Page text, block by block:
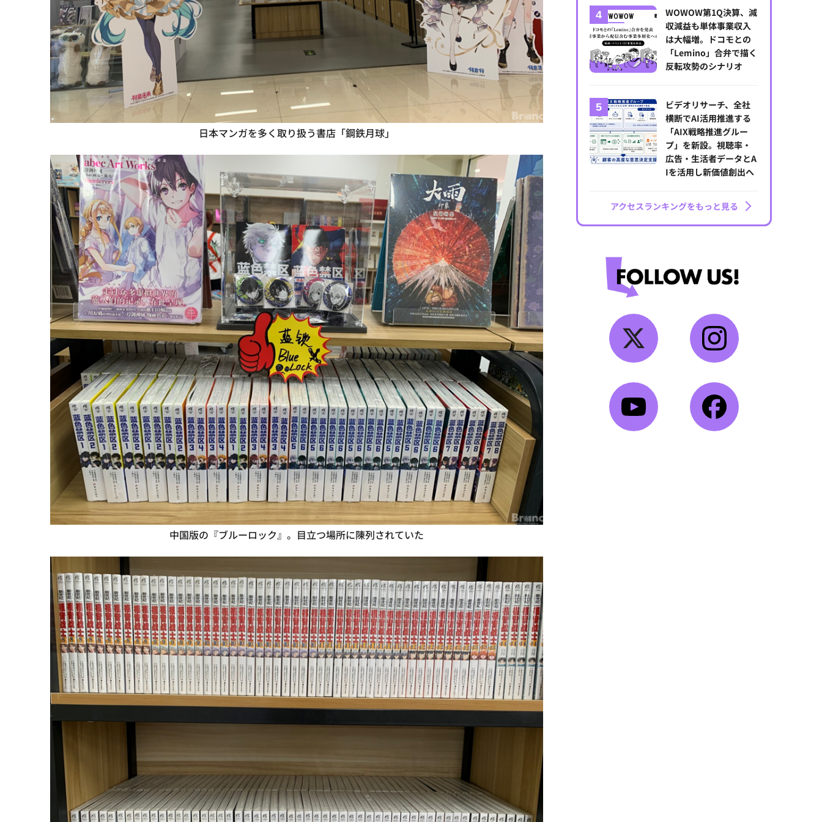
日本マンガを多く取り扱う書店「鋼鉄月球」
中国版の『ブルーロック』。目立つ場所に陳列されていた
WOWOW第1Q決算、減
収減益も単体事業収入
は大幅増。ドコモとの
「Lemino」合弁で描く
反転攻勢のシナリオ
ビデオリサーチ、全社
横断でAI活用推進する
「AIX戦略推進グルー
プ」を新設。視聴率・
広告・生活者データとA
Iを活用し新価値創出へ
アクセスランキングをもっと見る